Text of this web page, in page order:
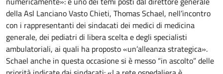
della Asl Lanciano Vasto Chieti, Thomas Schael, nell’incontro
con i rappresentanti dei sindacati dei medici di medicina
generale, dei pediatri di libera scelta e degli specialisti
ambulatoriali, ai quali ha proposto «un’alleanza strategica».
Schael anche in questa occasione si è messo “in ascolto” delle